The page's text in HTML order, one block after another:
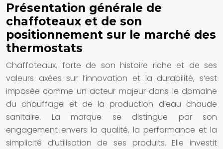
Présentation générale de
chaffoteaux et de son
positionnement sur le marché des
thermostats
Chaffoteaux, forte de son histoire riche et de ses
valeurs axées sur l’innovation et la durabilité, s’est
imposée comme un acteur majeur dans le domaine
du chauffage et de la production d’eau chaude
sanitaire. La marque se distingue par son
engagement envers la qualité, la performance et la
simplicité d’utilisation de ses produits. Elle investit